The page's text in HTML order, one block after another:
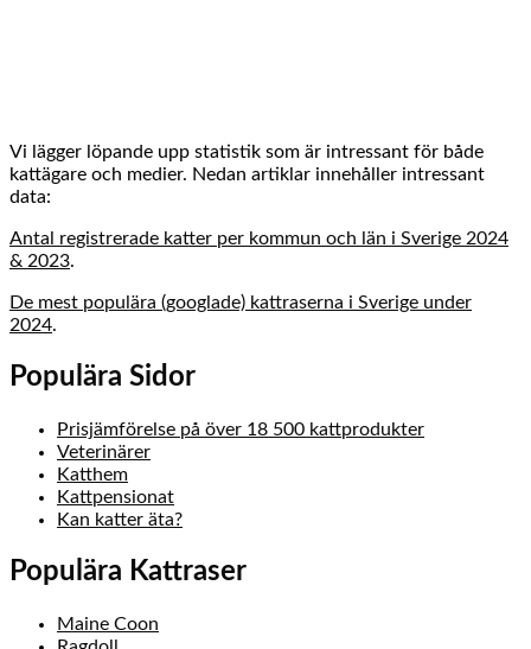
Vi lägger löpande upp statistik som är intressant för både
kattägare och medier. Nedan artiklar innehåller intressant
data:
Antal registrerade katter per kommun och län i Sverige 2024
& 2023.
De mest populära (googlade) kattraserna i Sverige under
2024.
Populära Sidor
Prisjämförelse på över 18 500 kattprodukter
Veterinärer
Katthem
Kattpensionat
Kan katter äta?
Populära Kattraser
Maine Coon